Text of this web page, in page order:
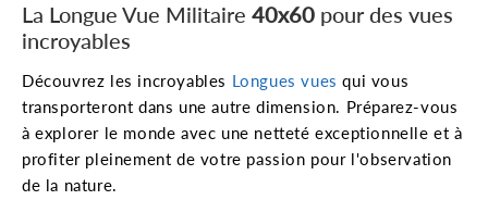
La Longue Vue Militaire 40x60 pour des vues
incroyables
Découvrez les incroyables Longues vuesqui vous
transporteront dans une autre dimension. Préparez-vous
à explorer le monde avec une netteté exceptionnelle et à
profiter pleinement de votre passion pour l'observation
de la nature.